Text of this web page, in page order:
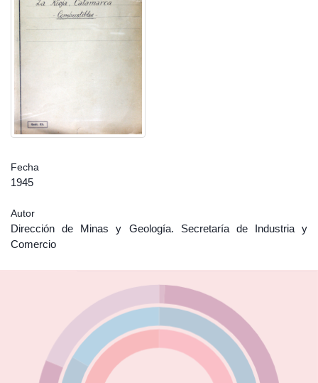
Fecha
1945
Autor
Dirección de Minas y Geología. Secretaría de Industria y
Comercio